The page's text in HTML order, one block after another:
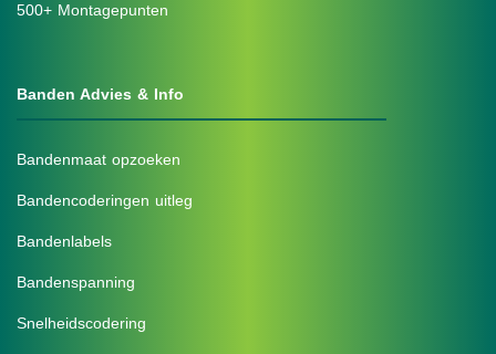
500+ Montagepunten
Banden Advies & Info
Bandenmaat opzoeken
Bandencoderingen uitleg
Bandenlabels
Bandenspanning
Snelheidscodering